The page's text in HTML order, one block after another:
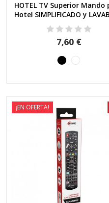
Vista rápida
HOTEL TV Superior Mando
Hotel SIMPLIFICADO y
7,60 €
¡EN OFERTA!